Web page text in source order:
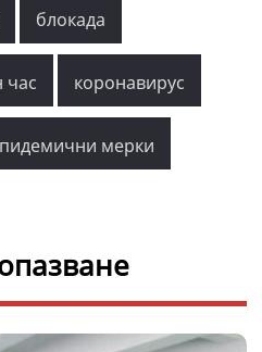
блокада
час коронавирус
мерки